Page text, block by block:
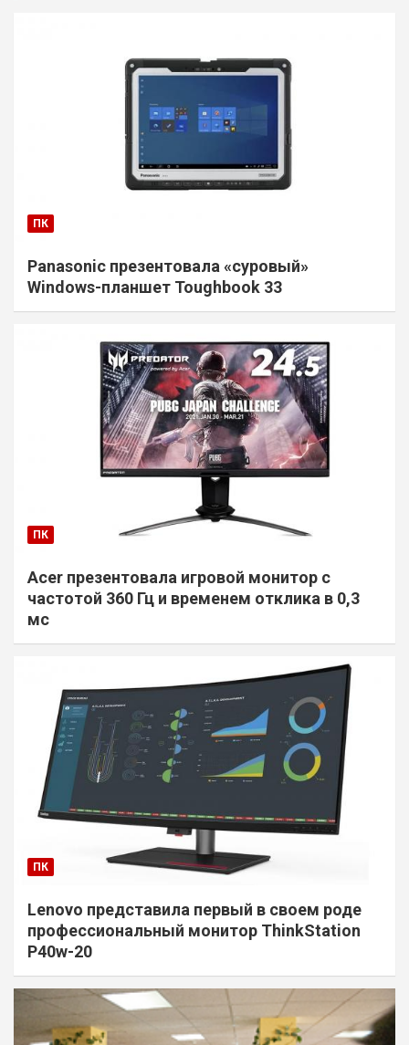
ПК
Panasonic презентовала «суровый»
Windows-планшет Toughbook 33
ПК
Acer презентовала игровой монитор с
частотой 360 Гц и временем отклика в 0,3
мс
ПК
Lenovo представила первый в своем роде
профессиональный монитор ThinkStation
P40w-20